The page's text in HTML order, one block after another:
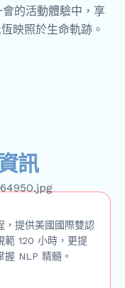
的活動體驗中，享
映照於生命軌跡。
訊
，提供美國國際雙認
範 120 小時，更提
握 NLP 精髓。